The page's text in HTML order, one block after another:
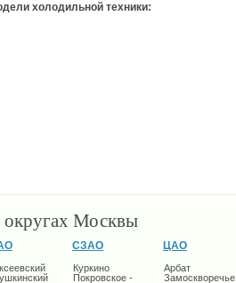
холодильной техники:
округах Москвы
СЗАО
Куркино
Покровское -
ЦАО
Арбат
Замоскворечье